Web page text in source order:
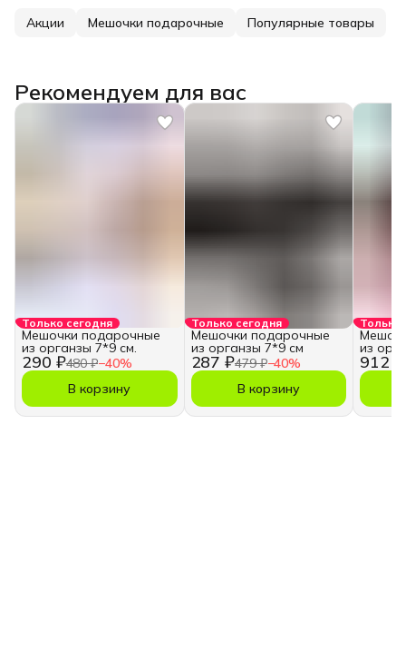
Акции Мешочки подарочные Популярные товары
Рекомендуем для вас
Только сегодня
290 ₽480 ₽−40%
Мешочки подарочные
из органзы 7*9 см.
В корзину
Только сегодня
287 ₽479 ₽−40%
Мешочки подарочные
из органзы 7*9 см
В корзину
Только
912 ₽
из